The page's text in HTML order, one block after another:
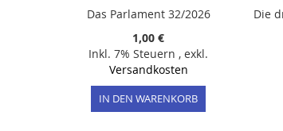
Das Parlament 32/2026
1,00 €
Inkl. 7% Steuern , exkl.
Versandkosten
IN DEN WARENKORB